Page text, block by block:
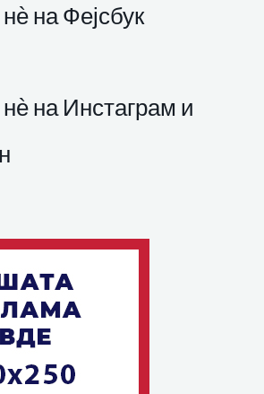
на Фејсбук
на Инстаграм и